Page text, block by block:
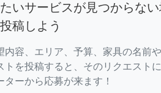
いサービスが見つからな
稿しよう
内容、エリア、予算、家具の名前
トを投稿すると、そのリクエスト
ターから応募が来ます！